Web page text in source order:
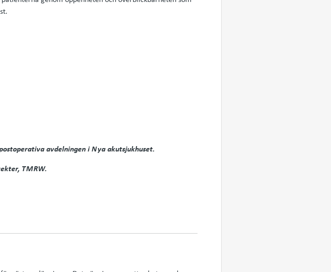
avdelningen i Nya akutsjukhuset.
TMRW.